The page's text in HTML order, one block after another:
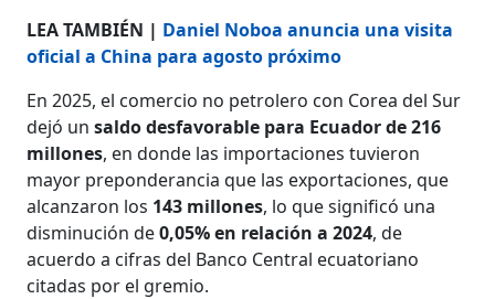
LEA TAMBIÉN | Daniel Noboa anuncia una visita
oficial a China para agosto próximo
En 2025, el comercio no petrolero con Corea del Sur
dejó unsaldo desfavorable para Ecuador de 216
millones, en donde las importaciones tuvieron
mayor preponderancia que las exportaciones, que
alcanzaron los 143 millones, lo que significó una
disminución de0,05% en relación a 2024, de
acuerdo a cifras del Banco Central ecuatoriano
citadas por el gremio.